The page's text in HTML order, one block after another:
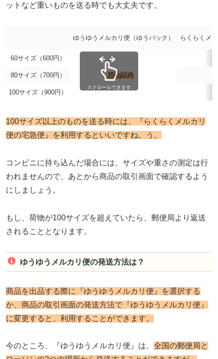
ットなど重いものを送る時でも大丈夫です。
ゆうゆうメルカリ便（ゆうパック） らくらくメ
60サイズ（600円）
25kg以内
80サイズ（700円）
100サイズ（900円）
スクロールできます
100サイズ以上のものを送る時には、『らくらくメルカリ
便の宅急便』を利用するといいですね。う。
コンビニに持ち込んだ場合には、サイズや重さの測定は行
われませんので、あとから商品の取引画面で確認するよう
にしましょう。
もし、荷物が100サイズを超えていたら、郵便局より返送
されることとなります。
ゆうゆうメルカリ便の発送方法は？
商品を出品する際に『ゆうゆうメルカリ便』を選択する
か、商品の取引画面の発送方法で『ゆうゆうメルカリ便』
に変更すると、利用することができます。
今のところ、『ゆうゆうメルカリ便』は、 全国の郵便局と